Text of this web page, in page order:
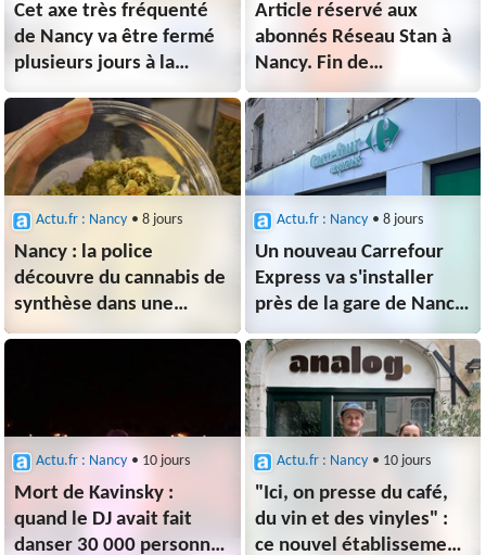
Cet axe très fréquenté
de Nancy va être fermé
plusieurs jours à la
les perturbations
Article réservé aux
abonnés Réseau Stan à
Nancy. Fin de
l'application Némo : que
faire si vous avez encore
des tickets non utilisés ?
Actu.fr : Nancy • 8 jours
Nancy : la police
découvre du cannabis de
synthèse dans une
boutique de CBD, un
Actu.fr : Nancy • 8 jours
Un nouveau Carrefour
Express va s'installer
près de la gare de Nancy
: voici où et quand il
va ouvrir
Actu.fr : Nancy • 10 jours
Mort de Kavinsky :
quand le DJ avait fait
danser 30 000 personnes
Actu.fr : Nancy • 10 jours
"Ici, on presse du café,
du vin et des vinyles" :
ce nouvel établissement